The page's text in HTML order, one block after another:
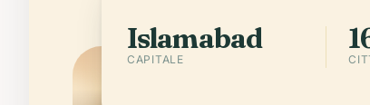
Islamabad
CAPITALE